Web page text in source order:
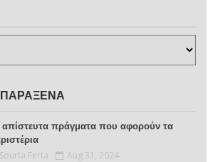
απίστευτα πράγματα που αφορούν τα
Sourta Ferta Aug 31, 2024